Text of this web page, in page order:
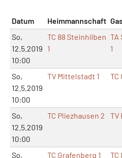
Datum Heimmannschaft
So,
12.5.2019
10:00
TC 88 Steinhilben
1
TA
1
So,
12.5.2019
10:00
TV Mittelstadt 1 TC
So,
12.5.2019
10:00
TC Pliezhausen 2 TV
So,
TC Grafenberg 1
TC